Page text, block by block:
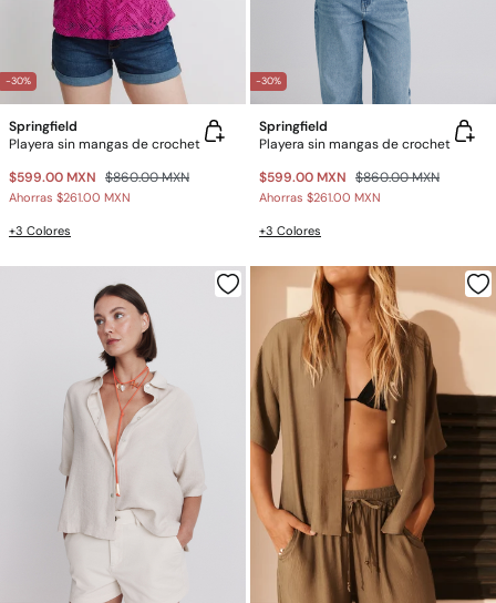
-30%
Springfield
Playera sin mangas de crochet
$599.00 MXN $860.00 MXN
Ahorras $261.00 MXN
+3 Colores
-30%
Springfield
Playera sin mangas de crochet
$599.00 MXN $860.00 MXN
Ahorras $261.00 MXN
+3 Colores